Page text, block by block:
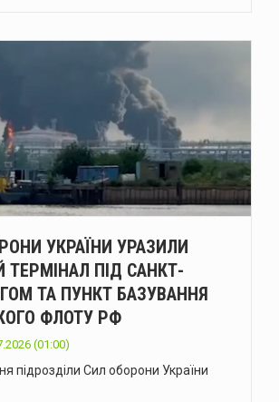
УКРАЇНИ УРАЗИЛИ
ТЕРМІНАЛ ПІД САНКТ-
ТА ПУНКТ БАЗУВАННЯ
ФЛОТУ РФ
(01:00)
підрозділи Сил оборони України